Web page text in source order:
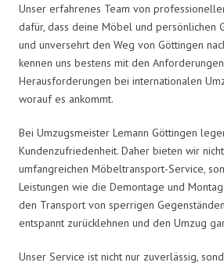
Unser erfahrenes Team von
dafür, dass deine Möbel und persönlichen
und unversehrt den Weg von Göttingen
kennen uns bestens mit den
Herausforderungen bei internationalen
worauf es ankommt.
Bei Umzugsmeister Lemann Göttingen
Kundenzufriedenheit. Daher bieten wir
umfangreichen Möbeltransport-Service,
Leistungen wie die Demontage und
den Transport von sperrigen
entspannt zurücklehnen und den Umzug
Unser Service ist nicht nur zuverlässig,